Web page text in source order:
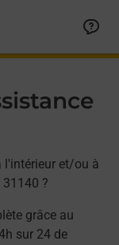
l'intérieur et/ou à
?
grâce au
sur 24 de